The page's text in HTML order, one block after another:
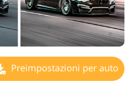
Preimpostazioni per auto